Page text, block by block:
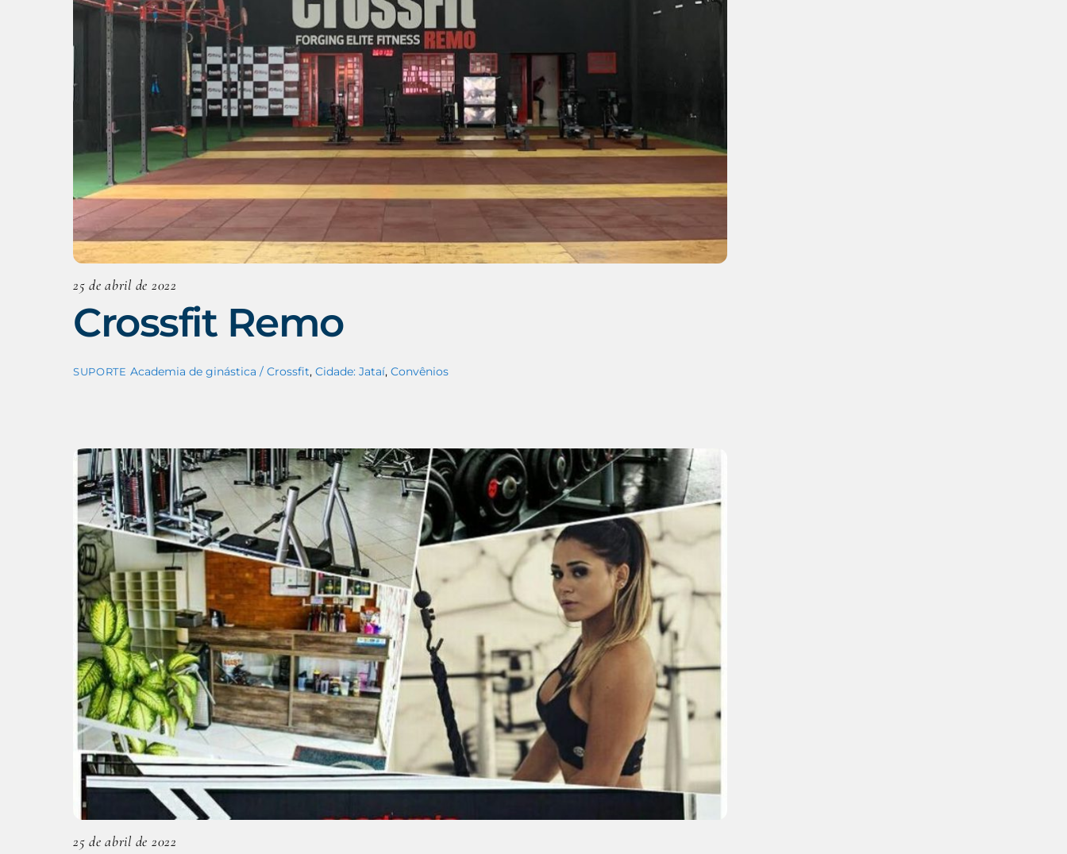
25 de abril de 2022
Crossfit Remo
SUPORTE Academia de ginástica / Crossfit, Cidade: Jataí, Convênios
25 de abril de 2022